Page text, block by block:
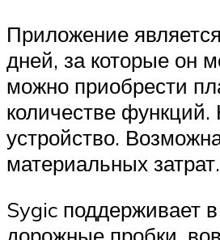
Приложение
дней, за которые он
можно приобрести
количестве функций.
устройство.
материальных затрат.
Sygic поддерживает